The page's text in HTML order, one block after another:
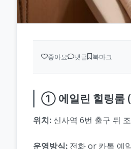
좋아요 댓글 북마크
① 에일린 힐링룸
위치: 신사역 6번 출구 뒤
운영방식: 전화 or 카톡 예